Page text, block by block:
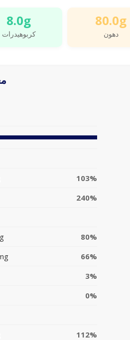
8.0g
كربوهيدرات
80.0g
دهون
103%
240%
80%
66%
3%
0%
112%